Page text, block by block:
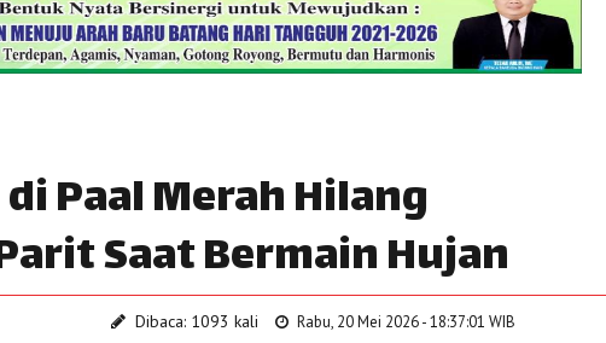
Paal Merah Hilang
Saat Bermain Hujan
Dibaca: 1093 kali Rabu, 20 Mei 2026 - 18:37:01 WIB